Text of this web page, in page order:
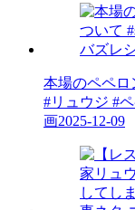
本場のペペロ
#リュウジ #
画2025-12-09